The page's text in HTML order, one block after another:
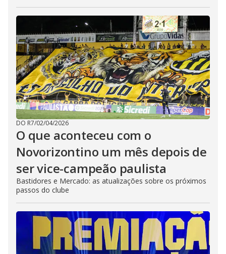
DO R7/02/04/2026
O que aconteceu com o
Novorizontino um mês depois de
ser vice-campeão paulista
Bastidores e Mercado: as atualizações sobre os próximos
passos do clube